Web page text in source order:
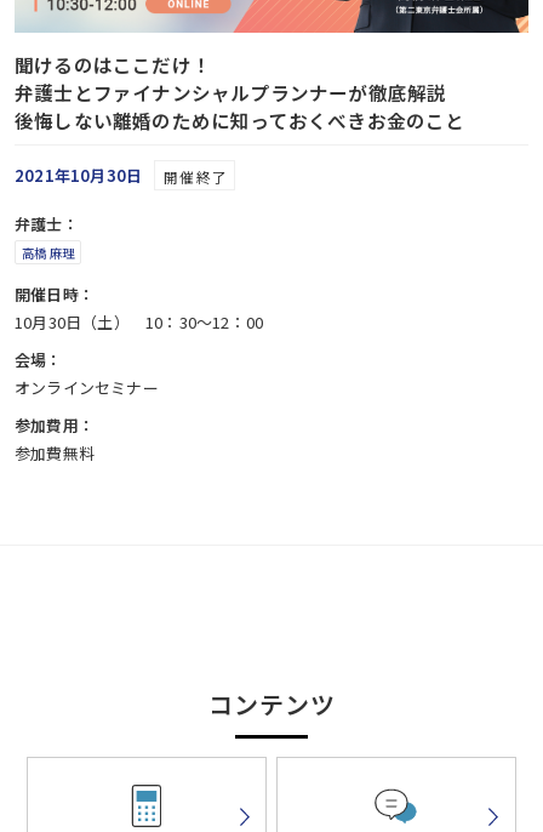
聞けるのはここだけ！
弁護士とファイナンシャルプランナーが徹底解説
後悔しない離婚のために知っておくべきお金のこと
2021年10月30日 開催終了
弁護士：
高橋 麻理
開催日時：
10月30日（土） 10：30〜12：00
会場：
オンラインセミナー
参加費用：
参加費無料
コンテンツ